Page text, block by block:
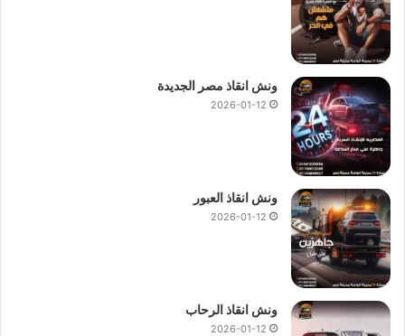
ونش انقاذ مصر الجديدة
2026-01-12
ونش انقاذ العبور
2026-01-12
ونش انقاذ الرحاب
2026-01-12